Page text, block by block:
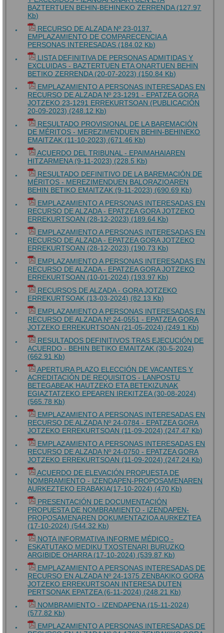
BAZTERTUEN BEHIN-BEHINEKO ZERRENDA (127.97
Kb)
RECURSO DE ALZADA Nº 23-0137.
EMPLAZAMIENTO DE COMPARECENCIA A
PERSONAS INTERESADAS (184.02 Kb)
LISTA DEFINITIVA DE PERSONAS ADMITIDAS Y
EXCLUIDAS - BAZTERTUEN ETA ONARTUEN BEHIN
BETIKO ZERRENDA (20-07-2023) (150.84 Kb)
EMPLAZAMIENTO A PERSONAS INTERESADAS EN
RECURSO DE ALZADA Nº 23-1291 - EPATZEA GORA
JOTZEKO 23-1291 ERREKURTSOAN (PUBLICACIÓN
20-09-2023) (248.12 Kb)
RESULTADO PROVISIONAL DE LA BAREMACIÓN
DE MÉRITOS - MEREZIMENDUEN BEHIN-BEHINEKO
EMAITZAK (11-10-2023) (671.46 Kb)
ACUERDO DEL TRIBUNAL - EPAIMAHAIAREN
HITZARMENA (9-11-2023) (228.5 Kb)
RESULTADO DEFINITIVO DE LA BAREMACIÓN DE
MÉRITOS - MEREZIMENDUEN BALORAZIOAREN
BEHIN BETIKO EMAITZAK (9-11-2023) (690.69 Kb)
EMPLAZAMIENTO A PERSONAS INTERESADAS EN
RECURSO DE ALZADA - EPATZEA GORA JOTZEKO
ERREKURTSOAN (28-12-2023) (189.64 Kb)
EMPLAZAMIENTO A PERSONAS INTERESADAS EN
RECURSO DE ALZADA - EPATZEA GORA JOTZEKO
ERREKURTSOAN (28-12-2023) (190.73 Kb)
EMPLAZAMIENTO A PERSONAS INTERESADAS EN
RECURSO DE ALZADA - EPATZEA GORA JOTZEKO
ERREKURTSOAN (10-01-2024) (193.97 Kb)
RECURSOS DE ALZADA - GORA JOTZEKO
ERREKURTSOAK (13-03-2024) (82.13 Kb)
EMPLAZAMIENTO A PERSONAS INTERESADAS EN
RECURSO DE ALZADA Nº 24-0551 - EPATZEA GORA
JOTZEKO ERREKURTSOAN (21-05-2024) (249.1 Kb)
RESULTADOS DEFINITIVOS TRAS EJECUCIÓN DE
ACUERDO - BEHIN BETIKO EMAITZAK (30-5-2024)
(662.91 Kb)
APERTURA PLAZO ELECCIÓN DE VACANTES Y
ACREDITACIÓN DE REQUISITOS - LANPOSTU
BETEGABEAK HAUTZEKO ETA BETEKIZUNAK
EGIAZTATZEKO EPEAREN IREKITZEA (30-08-2024)
(565.78 Kb)
EMPLAZAMIENTO A PERSONAS INTERESADAS EN
RECURSO DE ALZADA Nº 24-0784 - EPATZEA GORA
JOTZEKO ERREKURTSOAN (11-09-2024) (247.47 Kb)
EMPLAZAMIENTO A PERSONAS INTERESADAS EN
RECURSO DE ALZADA Nº 24-0750 - EPATZEA GORA
JOTZEKO ERREKURTSOAN (11-09-2024) (247.24 Kb)
ACUERDO DE ELEVACIÓN PROPUESTA DE
NOMBRAMIENTO - IZENDAPEN-PROPOSAMENAREN
AURKEZTEKO ERABAKIA(17-10-2024) (470 Kb)
PRESENTACIÓN DE DOCUMENTACIÓN
PROPUESTA DE NOMBRAMIENTO - IZENDAPEN-
PROPOSAMENAREN DOKUMENTAZIOA AURKEZTEA
(17-10-2024) (544.32 Kb)
NOTA INFORMATIVA INFORME MÉDICO -
ESKATUTAKO MEDIKU TXOSTENARI BURUZKO
ARGIBIDE OHARRA (17-10-2024) (539.87 Kb)
EMPLAZAMIENTO A PERSONAS INTERESADAS DE
RECURSO EN ALZADA Nº 24-1375 ZENBAKIKO GORA
JOTZEKO ERREKURTSOAN INTERESA DUTEN
PERTSONAK EPATZEA (6-11-2024) (248.21 Kb)
NOMBRAMIENTO - IZENDAPENA (15-11-2024)
(577.82 Kb)
EMPLAZAMIENTO A PERSONAS INTERESADAS DE